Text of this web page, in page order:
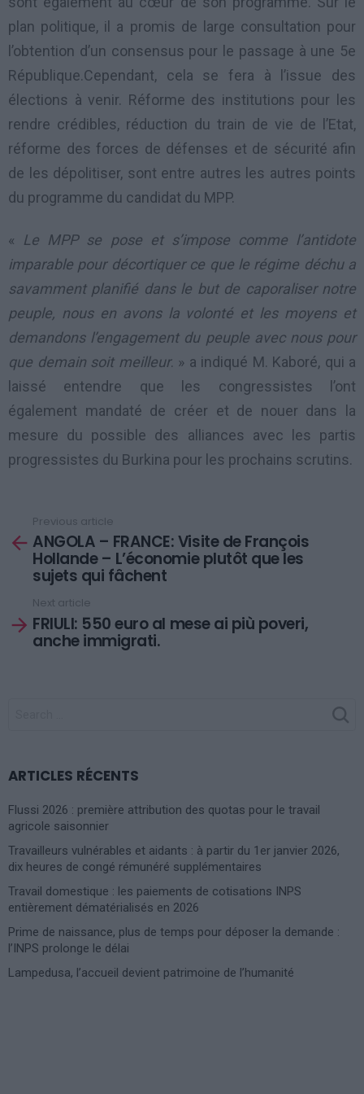
plan politique, il a promis de large consultation pour
l’obtention d’un consensus pour le passage à une 5e
République.Cependant, cela se fera à l’issue des
élections à venir. Réforme des institutions pour les
rendre crédibles, réduction du train de vie de l’Etat,
réforme des forces de défenses et de sécurité afin
de les dépolitiser, sont entre autres les autres points
du programme du candidat du MPP.
« Le MPP se pose et s’impose comme l’antidote
imparable pour décortiquer ce que le régime déchu a
savamment planifié dans le but de caporaliser notre
peuple, nous en avons la volonté et les moyens et
demandons l’engagement du peuple avec nous pour
que demain soit meilleur. » a indiqué M. Kaboré, qui a
laissé entendre que les congressistes l’ont
également mandaté de créer et de nouer dans la
mesure du possible des alliances avec les partis
progressistes du Burkina pour les prochains scrutins.
more
Previous article
ANGOLA – FRANCE: Visite de François
Hollande – L’économie plutôt que les
sujets qui fâchent
Next article
FRIULI: 550 euro al mese ai più poveri,
anche immigrati.
ARTICLES RÉCENTS
Flussi 2026 : première attribution des quotas pour le travail
agricole saisonnier
Travailleurs vulnérables et aidants : à partir du 1er janvier 2026,
dix heures de congé rémunéré supplémentaires
Travail domestique : les paiements de cotisations INPS
entièrement dématérialisés en 2026
Prime de naissance, plus de temps pour déposer la demande :
l’INPS prolonge le délai
Lampedusa, l’accueil devient patrimoine de l’humanité